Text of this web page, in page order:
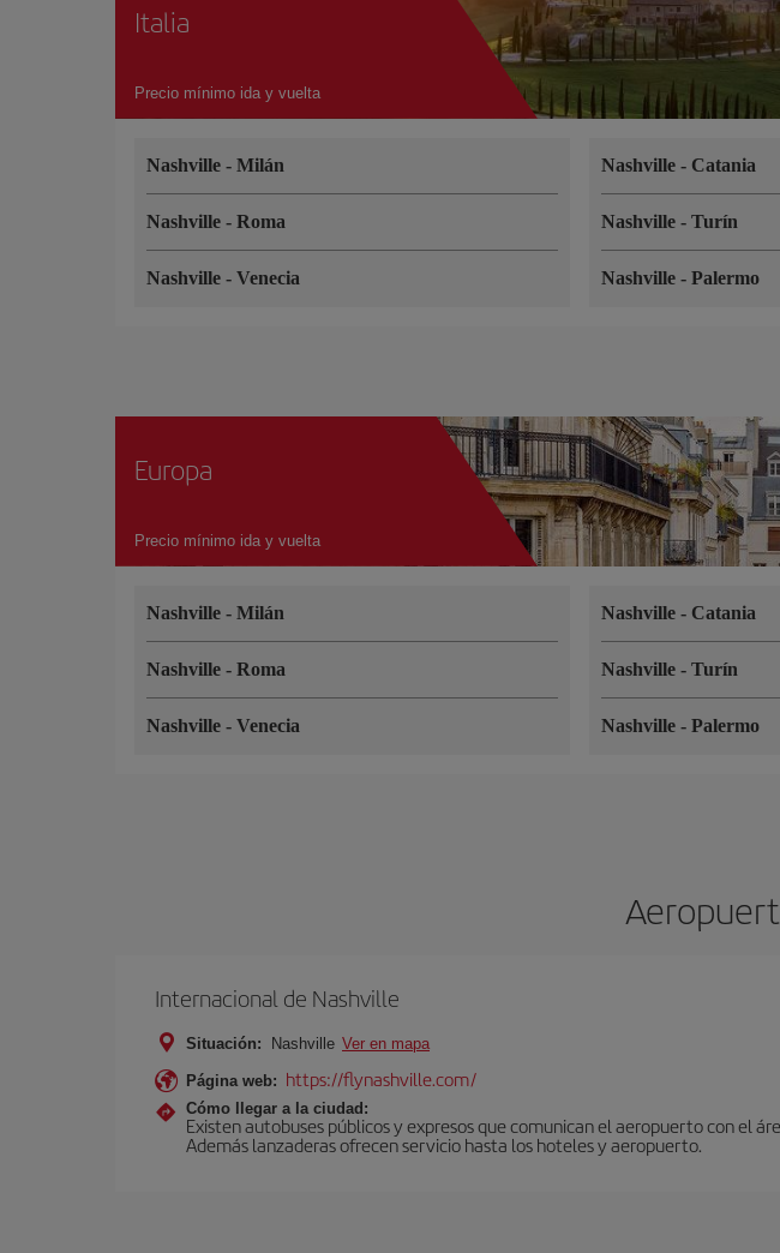
Italia
Precio mínimo ida y vuelta
Nashville - Milán
Nashville - Roma
Nashville - Venecia
Nashville - Catania
Nashville - Turín
Nashville - Palermo
Europa
Precio mínimo ida y vuelta
Nashville - Milán
Nashville - Roma
Nashville - Venecia
Nashville - Catania
Nashville - Turín
Nashville - Palermo
Internacional de Nashville
Situación: Nashville Ver en mapa
Página web: https://flynashville.com/
Cómo llegar a la ciudad:
Existen autobuses públicos y expresos que comunican el aeropuerto con el
Además lanzaderas ofrecen servicio hasta los hoteles y aeropuerto.